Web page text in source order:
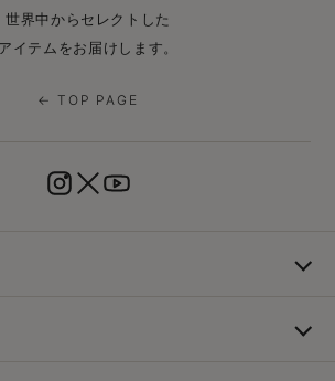
世界中からセレクトした
アイテムをお届けします。
← TOP PAGE